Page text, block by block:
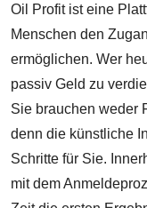
Oil Profit ist eine
Menschen den
ermöglichen. Wer
passiv Geld zu
Sie brauchen weder
denn die künstliche
Schritte für Sie.
mit dem